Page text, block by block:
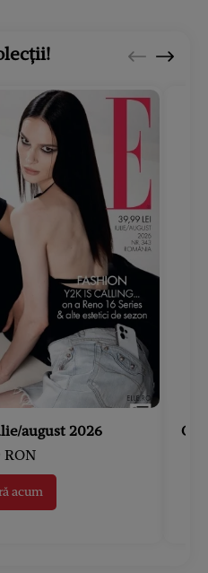
august 2026
RON
acum